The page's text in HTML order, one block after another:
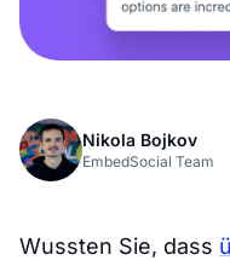
Nikola Bojkov
EmbedSocial Team
Wussten Sie, dass